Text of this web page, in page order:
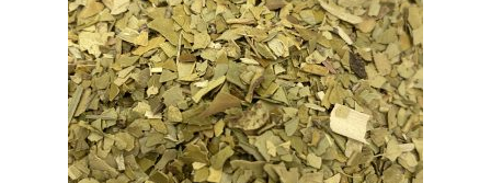
valinnat
tuotteen
sivulla.